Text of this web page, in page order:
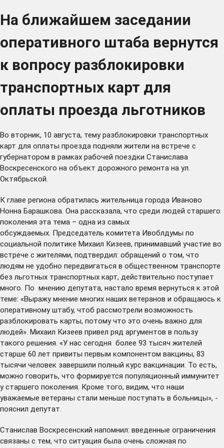
На ближайшем заседании
оперативного штаба вернутся
к вопросу разблокировки
транспортных карт для
оплаты проезда льготников
Во вторник, 10 августа, тему разблокировки транспортных
карт для оплаты проезда подняли жители на встрече с
губернатором в рамках рабочей поездки Станислава
Воскресенского на объект дорожного ремонта на ул.
Октябрьской.
К главе региона обратилась жительница города Иваново
Нонна Барашкова. Она рассказала, что среди людей старшего
поколения эта тема – одна из самых
обсуждаемых. Председатель комитета Ивоблдумы по
социальной политике Михаил Кизеев, принимавший участие во
встрече с жителями, подтвердил: обращений о том, что
людям не удобно передвигаться в общественном транспорте
без льготных транспортных карт, действительно поступает
много. По мнению депутата, настало время вернуться к этой
теме: «Выражу мнение многих наших ветеранов и обращаюсь к
оперативному штабу, чтоб рассмотрели возможность
разблокировать карты, потому что это очень важно для
людей». Михаил Кизеев привел ряд аргументов в пользу
такого решения. «У нас сегодня более 93 тысяч жителей
старше 60 лет привиты первым компонентом вакцины, 83
тысячи человек завершили полный курс вакцинации. То есть,
можно говорить, что формируется популяционный иммунитет
у старшего поколения. Кроме того, видим, что наши
уважаемые ветераны стали меньше поступать в больницы», -
пояснил депутат.
Станислав Воскресенский напомнил: введенные ограничения
связаны с тем, что ситуация была очень сложная по